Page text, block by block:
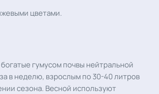
цветами.
гумусом почвы нейтральной
в неделю, взрослым по 30-40 литров
сезона. Весной используют